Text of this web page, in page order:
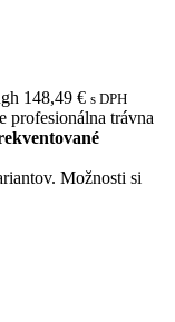
148,49 € s DPH
profesionálna trávna
Možnosti si